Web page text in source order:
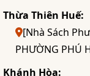
Thừa Thiên Huế:
[Nhà Sách
PHƯỜNG PHÚ
Khánh Hòa: